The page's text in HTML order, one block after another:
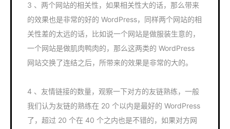
3 、两个网站的相关性，如果相关性大的话，那么带来
的效果也是非常的好的 WordPress，同样两个网站的相
关性差的太远的话，比如说一个网站是做服装生意的，
一个网站是做肌肉鸭肉的，那么这两类的 WordPress
网站交换了连结之后，所带来的效果是非常的大的。
4 、友情链接的数量，观察一下对方的友链熟练，一般
我们认为友链的熟练在 20 个以内是最好的 WordPress
了，超过 20 个在 40 个之内也是不错的，如果对方网